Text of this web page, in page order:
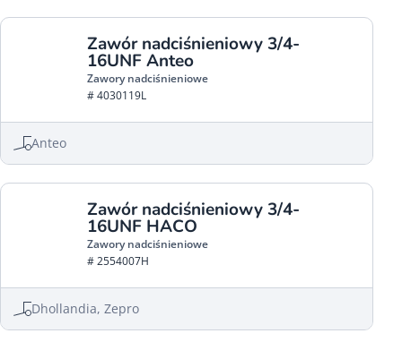
Zawór nadciśnieniowy 3/4-
16UNF Anteo
Zawory nadciśnieniowe
# 4030119L
Anteo
Zawór nadciśnieniowy 3/4-
16UNF HACO
Zawory nadciśnieniowe
# 2554007H
Dhollandia, Zepro